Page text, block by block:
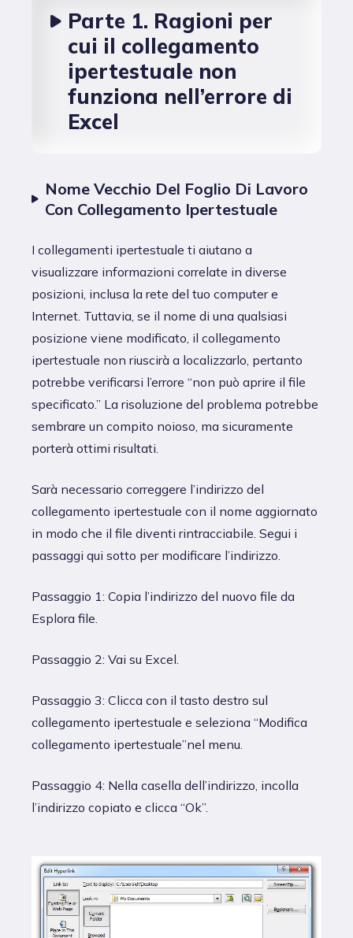
Parte 1. Ragioni per
cui il collegamento
ipertestuale non
funziona nell’errore di
Excel
Nome Vecchio Del Foglio Di Lavoro
Con Collegamento Ipertestuale
I collegamenti ipertestuale ti aiutano a
visualizzare informazioni correlate in diverse
posizioni, inclusa la rete del tuo computer e
Internet. Tuttavia, se il nome di una qualsiasi
posizione viene modificato, il collegamento
ipertestuale non riuscirà a localizzarlo, pertanto
potrebbe verificarsi l’errore “non può aprire il file
specificato.” La risoluzione del problema potrebbe
sembrare un compito noioso, ma sicuramente
porterà ottimi risultati.
Sarà necessario correggere l’indirizzo del
collegamento ipertestuale con il nome aggiornato
in modo che il file diventi rintracciabile. Segui i
passaggi qui sotto per modificare l’indirizzo.
Passaggio 1: Copia l’indirizzo del nuovo file da
Esplora file.
Passaggio 2: Vai su Excel.
Passaggio 3: Clicca con il tasto destro sul
collegamento ipertestuale e seleziona “Modifica
collegamento ipertestuale”nel menu.
Passaggio 4: Nella casella dell’indirizzo, incolla
l’indirizzo copiato e clicca “Ok”.